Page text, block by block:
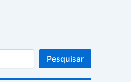
Pesquisar